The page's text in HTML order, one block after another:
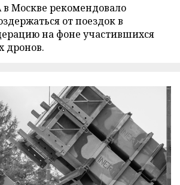
Москве рекомендовало
от поездок в
на фоне участившихся
дронов.